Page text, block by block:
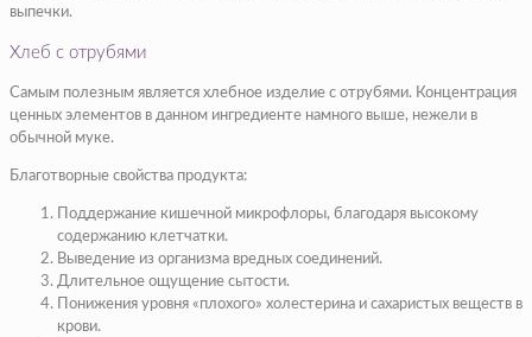
выпечки.
Хлеб с отрубями
Самым полезным является хлебное изделие с отрубями. Концентрация
ценных элементов в данном ингредиенте намного выше, нежели в
обычной муке.
Благотворные свойства продукта:
Поддержание кишечной микрофлоры, благодаря высокому
содержанию клетчатки.
Выведение из организма вредных соединений.
Длительное ощущение сытости.
Понижения уровня «плохого» холестерина и сахаристых веществ в
крови.